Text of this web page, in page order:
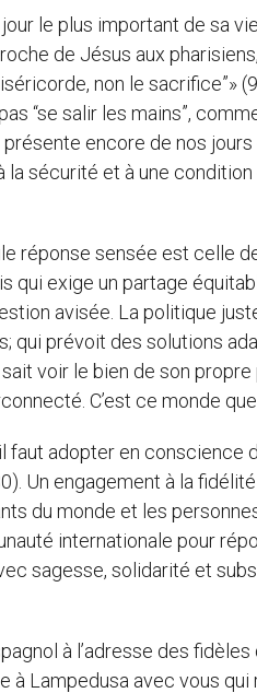
le plus important de sa
de Jésus aux
non le sacrifice”»
“se salir les mains”,
présente encore de nos
sécurité et à une
réponse sensée est celle
qui exige un partage
avisée. La politique
qui prévoit des solutions
voir le bien de son
C’est ce monde
faut adopter en conscience
Un engagement à la
du monde et les
internationale pour
sagesse, solidarité et
à l’adresse des fidèles
à Lampedusa avec vous